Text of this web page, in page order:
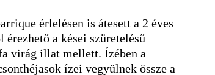
érlelésen is átesett a 2 éves
a kései szüretelésű
virág illat mellett. Ízében a
ízei vegyülnek össze a